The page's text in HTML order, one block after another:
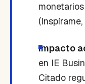
Impacto
en IE
Citado